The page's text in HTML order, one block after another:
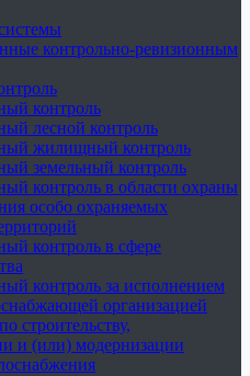
контрольно-ревизионным
контроль
лесной контроль
жилищный контроль
земельный контроль
контроль в области охраны
особо охраняемых
контроль в сфере
контроль за исполнением
организацией
строительству,
и (или) модернизации